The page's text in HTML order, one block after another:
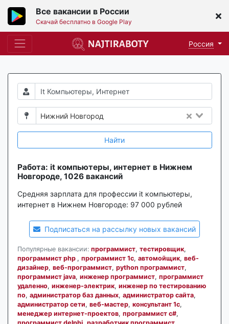
Все вакансии в России
Скачай бесплатно в Google Play
Россия
Нижний Новгород
Найти
Работа: it компьютеры, интернет в Нижнем
Новгороде, 1026 вакансий
Средняя зарплата для профессии it компьютеры,
интернет в Нижнем Новгороде: 97 000 рублей
Подписаться на рассылку новых вакансий
Популярные вакансии: программист, тестировщик,
программист php , программист 1с, автомойщик, веб-
дизайнер, веб-программист, python программист,
программист java, инженер программист, программист
удаленно, инженер-электрик, инженер по тестированию
по, администратор баз данных, администратор сайта,
администратор сети, веб-мастер, консультант 1с,
менеджер интернет-проектов, программист c#,